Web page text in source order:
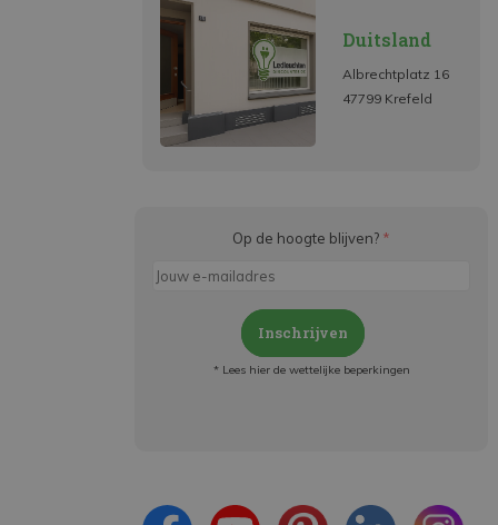
Duitsland
Albrechtplatz 16
47799 Krefeld
Op de hoogte blijven? *
Inschrijven
* Lees hier de wettelijke beperkingen